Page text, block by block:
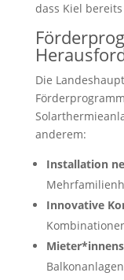
dass Kiel
Die
anderem:
Installation
Innovative